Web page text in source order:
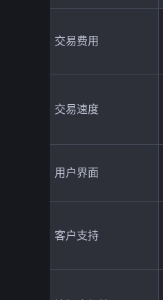
交易费用
交易速度
用户界面
客户支持